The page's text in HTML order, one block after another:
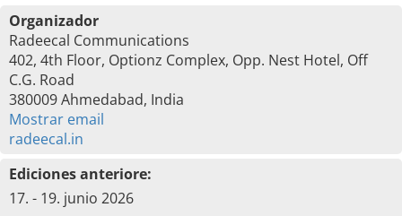
Organizador
Radeecal Communications
402, 4th Floor, Optionz Complex, Opp. Nest Hotel, Off
C.G. Road
380009 Ahmedabad, India
Mostrar email
radeecal.in
Ediciones anteriore:
17. - 19. junio 2026